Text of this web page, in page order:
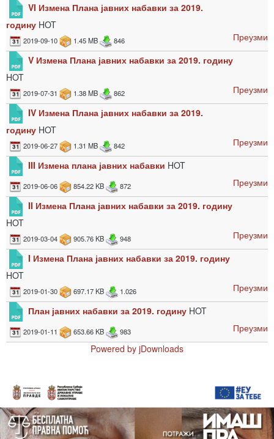
VI Измена Плана јавних набавки за 2019.
годину HOT
2019-09-10 1.45 MB 846
Преузми
V Измена Плана јавних набавки за 2019. годину
HOT
2019-07-31 1.38 MB 862
Преузми
IV Измена Плана јавних набавки за 2019.
годину HOT
2019-06-27 1.31 MB 842
Преузми
III Измена плана јавних набавки HOT
2019-06-06 854.22 KB 872
Преузми
II Измена Плана јавних набавки за 2019. годину
HOT
2019-03-04 905.76 KB 948
Преузми
I Измена Плана јавних набавки за 2019. годину
HOT
2019-01-30 697.17 KB 1.026
Преузми
План јавних набавки за 2019. годину HOT
2019-01-11 653.66 KB 983
Преузми
Powered by jDownloads